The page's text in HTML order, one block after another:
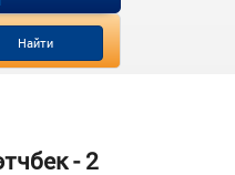
Найти
- 2